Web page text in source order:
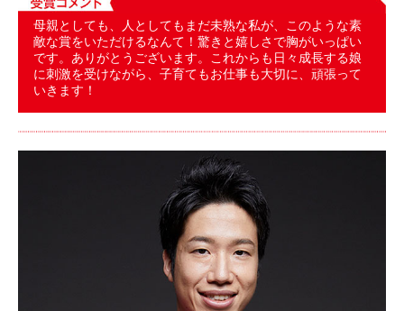
母親としても、人としてもまだ未熟な私が、このような素
敵な賞をいただけるなんて！驚きと嬉しさで胸がいっぱい
です。ありがとうございます。これからも日々成長する娘
に刺激を受けながら、子育てもお仕事も大切に、頑張って
いきます！